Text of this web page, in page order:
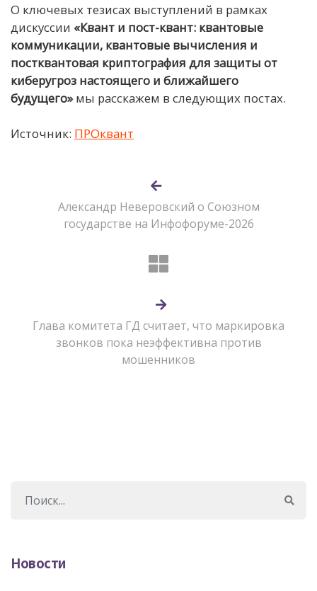
О ключевых тезисах выступлений в рамках
дискуссии «Квант и пост-квант: квантовые
коммуникации, квантовые вычисления и
постквантовая криптография для защиты от
киберугроз настоящего и ближайшего
будущего»мы расскажем в следующих постах.
Источник: ПРОквант
Александр Неверовский о Союзном
государстве на Инфофоруме-2026
Глава комитета ГД считает, что маркировка
звонков пока неэффективна против
мошенников
Новости